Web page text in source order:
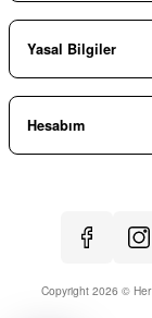
Yasal Bilgiler
Hesabım
Copyright 2026 © Her